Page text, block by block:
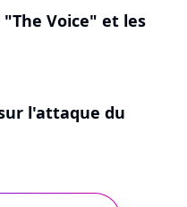
Voice" et les
l'attaque du